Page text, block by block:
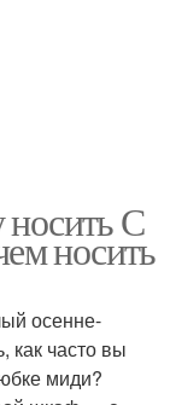
С
носить
осенне-
как часто вы
миди?